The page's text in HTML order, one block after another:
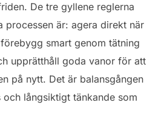
De tre gyllene reglerna
processen är: agera direkt när
smart genom tätning
upprätthåll goda vanor för att
på nytt. Det är balansgången
och långsiktigt tänkande som